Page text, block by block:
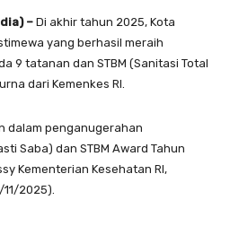
– Di akhir tahun 2025, Kota
yang berhasil meraih
9 tatanan dan STBM (Sanitasi Total
dari Kemenkes RI.
dalam penganugerahan
Saba) dan STBM Award Tahun
Kementerian Kesehatan RI,
2025).